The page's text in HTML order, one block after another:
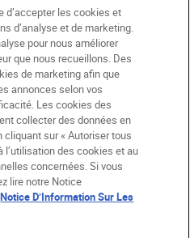
confidentialité
Store
cookies
Accessibilité
d’accepter les cookies et
d’analyse et de marketing.
pour nous améliorer
que nous recueillons. Des
de marketing afin que
annonces selon vos
Les cookies des
collecter des données en
sur « Autoriser tous
l’utilisation des cookies et au
concernées. Si vous
lire notre Notice
Notice D’Information Sur Les